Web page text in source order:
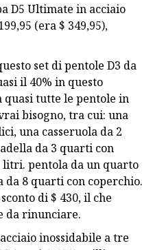
D5 Ultimate in acciaio
(era $ 349,95),
set di pentole D3 da
il 40% in questo
quasi tutte le pentole in
bisogno, tra cui: una
una casseruola da 2
da 3 quarti con
litri. pentola da un quarto
da 8 quarti con coperchio.
di $ 430, il che
da rinunciare.
inossidabile a tre